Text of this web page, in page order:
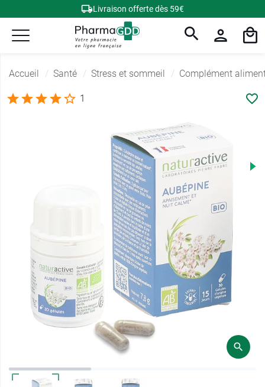
Livraison offerte dès 59€
Accueil Santé Stress et sommeil Complément
1